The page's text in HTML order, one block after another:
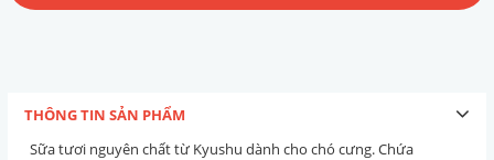
THÔNG TIN SẢN PHẨM
Sữa tươi nguyên chất từ Kyushu dành cho chó cưng. Chứa